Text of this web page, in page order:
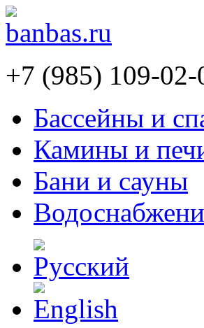
+7 (985) 109-02-
Бассейны и
Камины и
Бани и сауны